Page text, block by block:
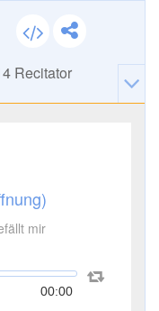
Recitator
mir
00:00